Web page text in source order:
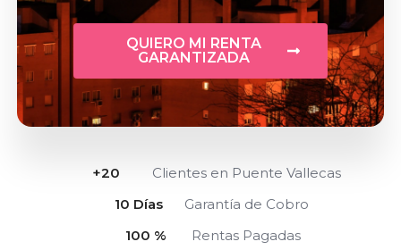
QUIERO MI RENTA
GARANTIZADA
+20
Clientes en Puente Vallecas
10 Días
Garantía de Cobro
100 % Rentas Pagadas